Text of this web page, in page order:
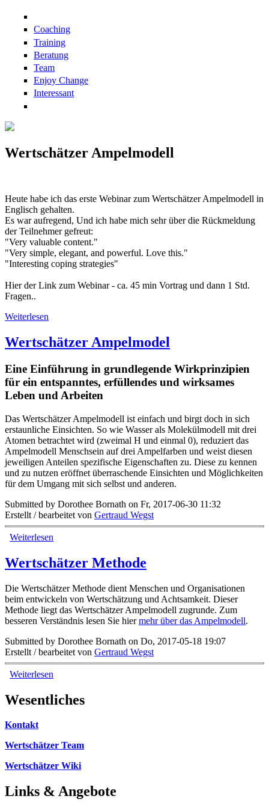
Direkt zum Inhalt
Coaching
Training
Beratung
Team
Enjoy Change
Interessant
Wertschätzer Ampelmodell
Heute habe ich das erste Webinar zum Wertschätzer Ampelmodell in
Englisch gehalten.
Es war aufregend, Und ich habe mich sehr über die Rückmeldung
der Teilnehmer gefreut:
"Very valuable content."
"Very simple, elegant, and powerful. Love this."
"Interesting coping strategies"
Hier der Link zum Webinar - ca. 45 min Vortrag und dann 1 Std.
Fragen..
Weiterlesen
Wertschätzer Ampelmodel
Eine Einführung in grundlegende Wirkprinzipien
für ein entspanntes, erfüllendes und wirksames
Leben und Arbeiten
Das Wertschätzer Ampelmodell ist einfach und birgt doch in sich
erstaunliche Einsichten. So wie Wasser als Molekülmodell mit drei
Atomen betrachtet wird (zweimal H und einmal 0), reduziert das
Ampelmodell Menschsein auf drei Ampelfarben und weist diesen
jeweiligen Anteilen spezifische Eigenschaften zu. Diese zu kennen
und zu nutzen eröffnet überraschende Einsichten und Möglichkeiten
für dem Umgang mit sich selbst und anderen.
Submitted by Dorothee Bornath on Fr, 2017-06-30 11:32
Erstellt / bearbeitet von Gertraud Wegst
Weiterlesen
Wertschätzer Methode
Die Wertschätzer Methode dient Menschen und Organisationen
beim entwickeln von Wertschätzung und Achtsamkeit. Dieser
Methode liegt das Wertschätzer Ampelmodell zugrunde. Zum
besseren Verständnis lesen Sie hiermehr über das Ampelmodell.
Submitted by Dorothee Bornath on Do, 2017-05-18 19:07
Erstellt / bearbeitet von Gertraud Wegst
Weiterlesen
Wesentliches
Kontakt
Wertschätzer Team
Wertschätzer Wiki
Links & Angebote